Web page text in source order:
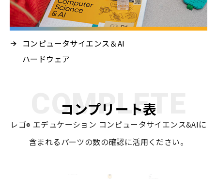
コンピュータサイエンス＆AI
ハードウェア
COMPLETE
コンプリート表
レゴ® エデュケーション コンピュータサイエンス&AIに
含まれるパーツの数の確認に活用ください。